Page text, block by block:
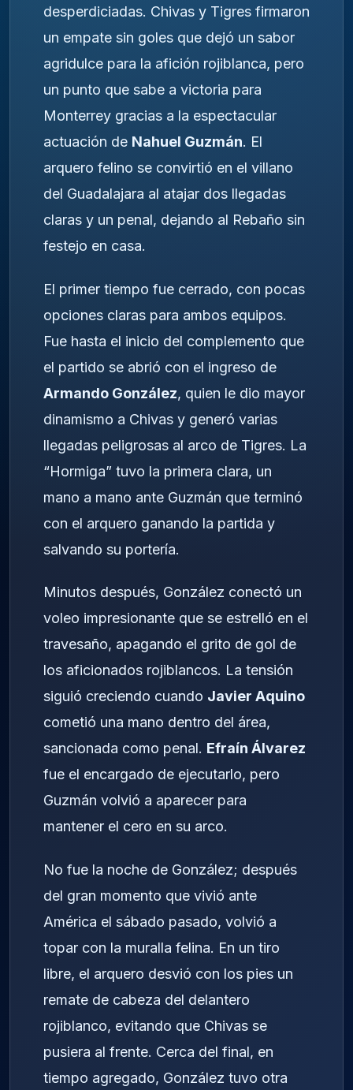
desperdiciadas. Chivas y Tigres firmaron
un empate sin goles que dejó un sabor
agridulce para la afición rojiblanca, pero
un punto que sabe a victoria para
Monterrey gracias a la espectacular
actuación de Nahuel Guzmán. El
arquero felino se convirtió en el villano
del Guadalajara al atajar dos llegadas
claras y un penal, dejando al Rebaño sin
festejo en casa.
El primer tiempo fue cerrado, con pocas
opciones claras para ambos equipos.
Fue hasta el inicio del complemento que
el partido se abrió con el ingreso de
Armando González, quien le dio mayor
dinamismo a Chivas y generó varias
llegadas peligrosas al arco de Tigres. La
“Hormiga” tuvo la primera clara, un
mano a mano ante Guzmán que terminó
con el arquero ganando la partida y
salvando su portería.
Minutos después, González conectó un
voleo impresionante que se estrelló en el
travesaño, apagando el grito de gol de
los aficionados rojiblancos. La tensión
siguió creciendo cuando Javier Aquino
cometió una mano dentro del área,
sancionada como penal. Efraín Álvarez
fue el encargado de ejecutarlo, pero
Guzmán volvió a aparecer para
mantener el cero en su arco.
No fue la noche de González; después
del gran momento que vivió ante
América el sábado pasado, volvió a
topar con la muralla felina. En un tiro
libre, el arquero desvió con los pies un
remate de cabeza del delantero
rojiblanco, evitando que Chivas se
pusiera al frente. Cerca del final, en
tiempo agregado, González tuvo otra